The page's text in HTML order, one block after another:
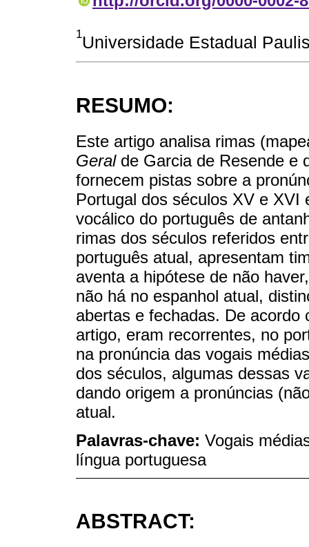
1Universidade Estadual
RESUMO:
Este artigo analisa rimas
Geralde Garcia de Resende e
fornecem pistas sobre a
Portugal dos séculos XV e
vocálico do português de
rimas dos séculos referidos
português atual, apresentam
aventa a hipótese de não
não há no espanhol atual,
abertas e fechadas. De
artigo, eram recorrentes, no
na pronúncia das vogais
dos séculos, algumas dessas
dando origem a pronúncias
atual.
Palavras-chave: Vogais
língua portuguesa
ABSTRACT: